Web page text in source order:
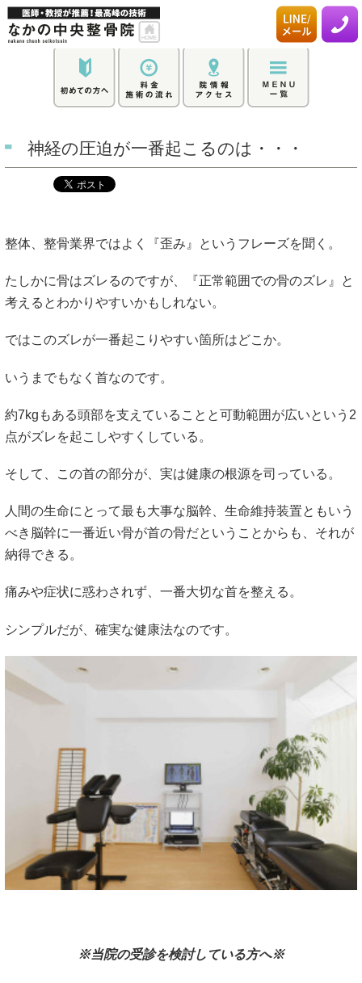
神経の圧迫が一番起こるのは・・・
整体、整骨業界ではよく『歪み』というフレーズを聞く。
たしかに骨はズレるのですが、『正常範囲での骨のズレ』と
考えるとわかりやすいかもしれない。
ではこのズレが一番起こりやすい箇所はどこか。
いうまでもなく首なのです。
約7kgもある頭部を支えていることと可動範囲が広いという2
点がズレを起こしやすくしている。
そして、この首の部分が、実は健康の根源を司っている。
人間の生命にとって最も大事な脳幹、生命維持装置ともいう
べき脳幹に一番近い骨が首の骨だということからも、それが
納得できる。
痛みや症状に惑わされず、一番大切な首を整える。
シンプルだが、確実な健康法なのです。
※当院の受診を検討している方へ※